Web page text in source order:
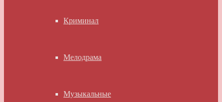
Криминал
Мелодрама
Музыкальные